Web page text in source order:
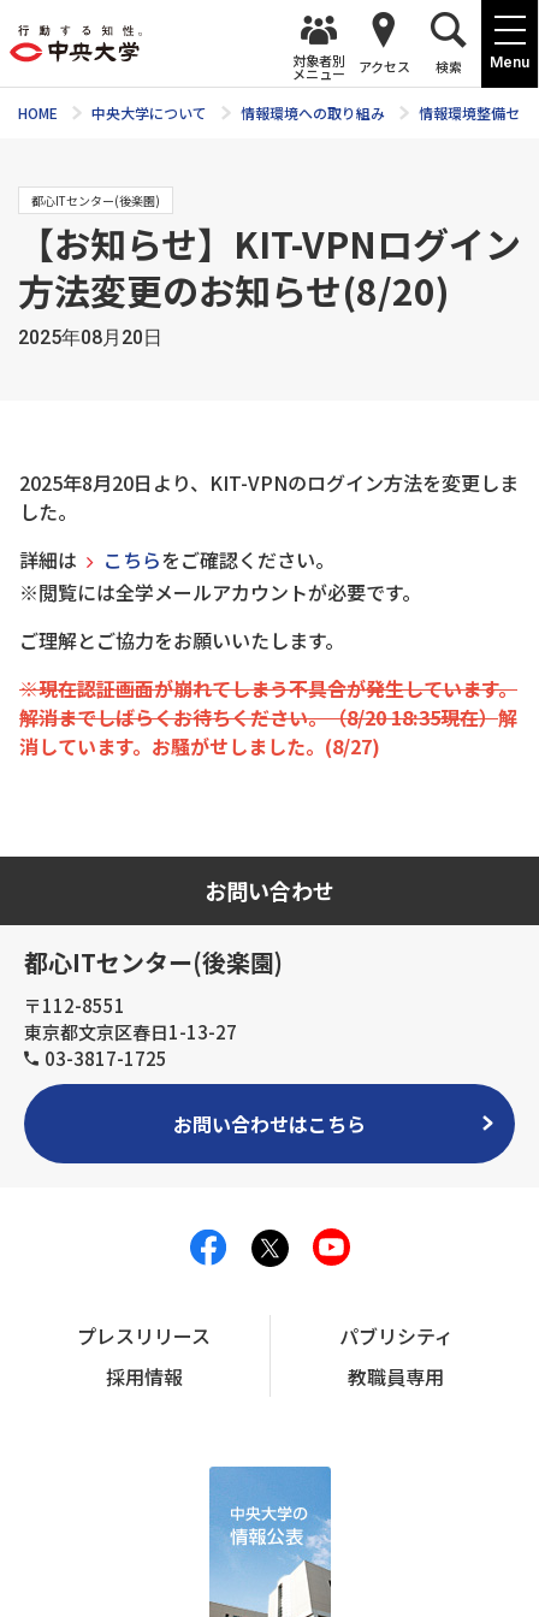
Menu
対象者別
メニュー アクセス 検索
HOME 中央大学について 情報環境への取り組み 情報環境整備セン
都心ITセンター(後楽園)
【お知らせ】KIT-VPNログイン
方法変更のお知らせ(8/20)
2025年08月20日
2025年8月20日より、KIT-VPNのログイン方法を変更しま
した。
詳細は
こちらをご確認ください。
※閲覧には全学メールアカウントが必要です。
ご理解とご協力をお願いいたします。
※現在認証画面が崩れてしまう不具合が発生しています。
解消までしばらくお待ちください。（8/20 18:35現在）解
消しています。お騒がせしました。(8/27)
お問い合わせ
都心ITセンター(後楽園)
〒112-8551
東京都文京区春日1-13-27
03-3817-1725
お問い合わせはこちら
プレスリリース
パブリシティ
採用情報
教職員専用